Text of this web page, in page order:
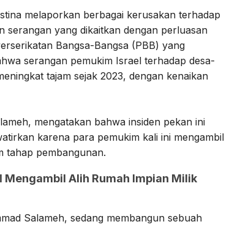
melaporkan berbagai kerusakan terhadap
serangan yang dikaitkan dengan perluasan
Bangsa-Bangsa (PBB) yang
serangan pemukim Israel terhadap desa-
tajam sejak 2023, dengan kenaikan
mengatakan bahwa insiden pekan ini
karena para pemukim kali ini mengambil
tahap pembangunan.
Mengambil Alih Rumah Impian Milik
Salameh, sedang membangun sebuah